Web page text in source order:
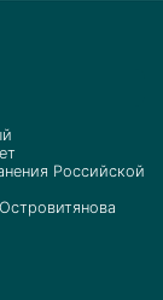
Российской